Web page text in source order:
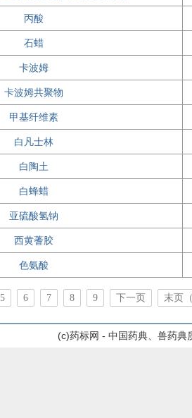
丙酸
石蜡
卡波姆
卡波姆共聚物
甲基纤维素
白凡士林
白陶土
白蜂蜡
亚硫酸氢钠
西黄蓍胶
色氨酸
5 6 7 8 9 下一页 末页
(c)药标网 - 中国药典、兽药典